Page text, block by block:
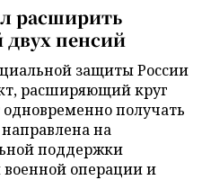
расширить
двух пенсий
защиты России
расширяющий круг
получать
на
поддержки
операции и